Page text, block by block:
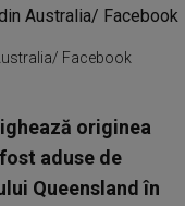
Facebook
originea
aduse de
Queensland în